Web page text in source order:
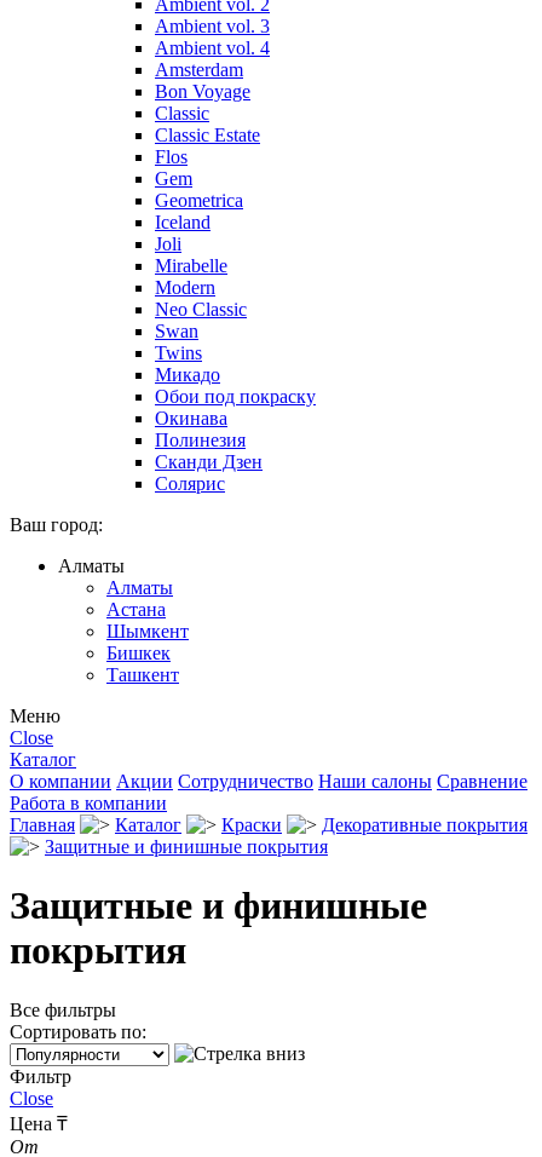
Ambient vol. 2
Ambient vol. 3
Ambient vol. 4
Amsterdam
Bon Voyage
Classic
Classic Estate
Flos
Gem
Geometrica
Iceland
Joli
Mirabelle
Modern
Neo Classic
Swan
Twins
Микадо
Обои под покраску
Окинава
Полинезия
Сканди Дзен
Солярис
Ваш город:
Алматы
Алматы
Астана
Шымкент
Бишкек
Ташкент
Меню
Close
Каталог
О компании Акции Сотрудничество Наши салоны Сравнение
Работа в компании
Главная
Каталог Краски
Декоративные покрытия
Защитные и финишные покрытия
Защитные и финишные
покрытия
Все фильтры
Сортировать по:
Фильтр
Close
Цена ₸
От